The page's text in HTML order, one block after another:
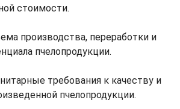
стоимости.
производства, переработки и
пчелопродукции.
требования к качеству и
пчелопродукции.